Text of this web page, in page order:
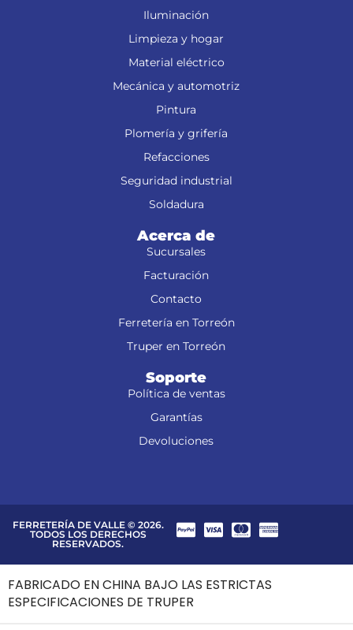
Iluminación
Limpieza y hogar
Material eléctrico
Mecánica y automotriz
Pintura
Plomería y grifería
Refacciones
Seguridad industrial
Soldadura
Acerca de
Sucursales
Facturación
Contacto
Ferretería en Torreón
Truper en Torreón
Soporte
Política de ventas
Garantías
Devoluciones
FERRETERÍA DE VALLE © 2026.
TODOS LOS DERECHOS
RESERVADOS.
FABRICADO EN CHINA BAJO LAS ESTRICTAS
ESPECIFICACIONES DE TRUPER